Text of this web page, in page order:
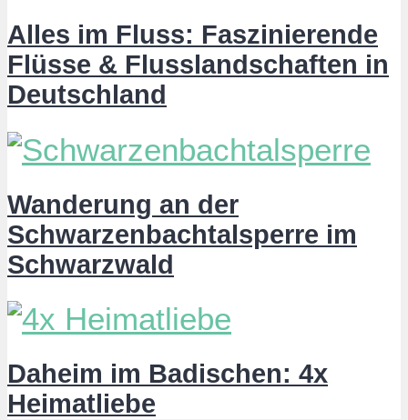
Alles im Fluss: Faszinierende
Flüsse & Flusslandschaften in
Deutschland
Wanderung an der
Schwarzenbachtalsperre im
Schwarzwald
Daheim im Badischen: 4x
Heimatliebe